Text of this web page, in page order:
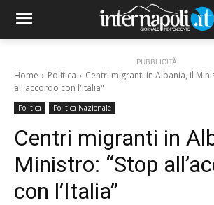
PUBBLICITÀ
Home Politica
Centri migranti in Albania, il
all'accordo con l'Italia"
Politica Politica Nazionale
Centri migranti in
Ministro: “Stop
con l’Italia”